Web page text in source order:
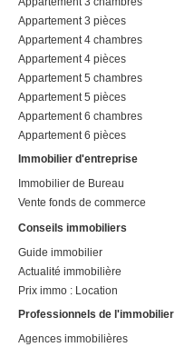
Appartement 3 pièces
Appartement 4 chambres
Appartement 4 pièces
Appartement 5 chambres
Appartement 5 pièces
Appartement 6 chambres
Appartement 6 pièces
Immobilier d'entreprise
Immobilier de Bureau
Vente fonds de commerce
Conseils immobiliers
Guide immobilier
Actualité immobilière
Prix immo : Location
Professionnels de l'immobilier
Agences immobilières